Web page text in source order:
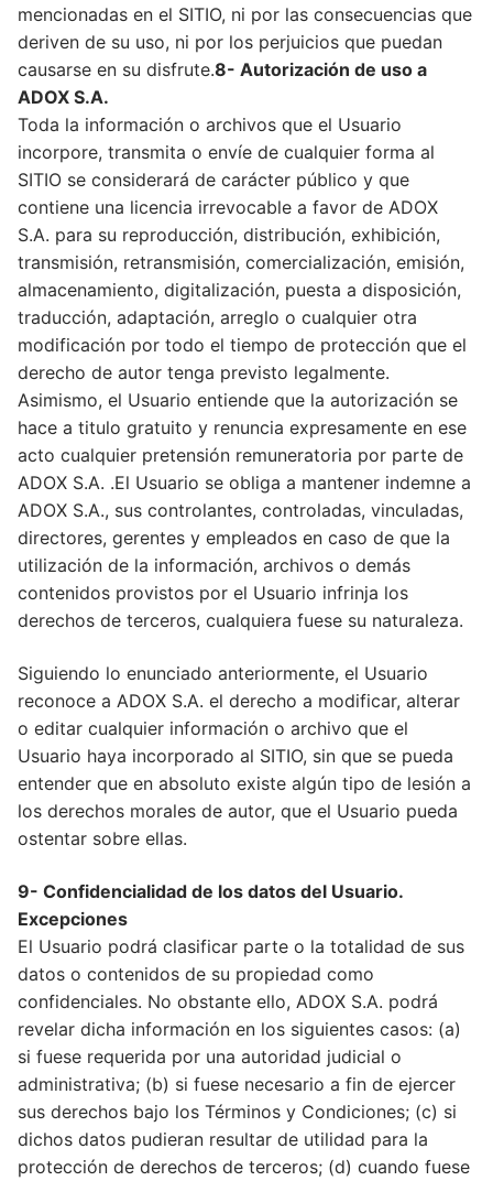
mencionadas en el SITIO, ni por las consecuencias que
deriven de su uso, ni por los perjuicios que puedan
causarse en su disfrute.8- Autorización de uso a
ADOX S.A.
Toda la información o archivos que el Usuario
incorpore, transmita o envíe de cualquier forma al
SITIO se considerará de carácter público y que
contiene una licencia irrevocable a favor de ADOX
S.A. para su reproducción, distribución, exhibición,
transmisión, retransmisión, comercialización, emisión,
almacenamiento, digitalización, puesta a disposición,
traducción, adaptación, arreglo o cualquier otra
modificación por todo el tiempo de protección que el
derecho de autor tenga previsto legalmente.
Asimismo, el Usuario entiende que la autorización se
hace a titulo gratuito y renuncia expresamente en ese
acto cualquier pretensión remuneratoria por parte de
ADOX S.A. .El Usuario se obliga a mantener indemne a
ADOX S.A., sus controlantes, controladas, vinculadas,
directores, gerentes y empleados en caso de que la
utilización de la información, archivos o demás
contenidos provistos por el Usuario infrinja los
derechos de terceros, cualquiera fuese su naturaleza.
Siguiendo lo enunciado anteriormente, el Usuario
reconoce a ADOX S.A. el derecho a modificar, alterar
o editar cualquier información o archivo que el
Usuario haya incorporado al SITIO, sin que se pueda
entender que en absoluto existe algún tipo de lesión a
los derechos morales de autor, que el Usuario pueda
ostentar sobre ellas.
9- Confidencialidad de los datos del Usuario.
Excepciones
El Usuario podrá clasificar parte o la totalidad de sus
datos o contenidos de su propiedad como
confidenciales. No obstante ello, ADOX S.A. podrá
revelar dicha información en los siguientes casos: (a)
si fuese requerida por una autoridad judicial o
administrativa; (b) si fuese necesario a fin de ejercer
sus derechos bajo los Términos y Condiciones; (c) si
dichos datos pudieran resultar de utilidad para la
protección de derechos de terceros; (d) cuando fuese